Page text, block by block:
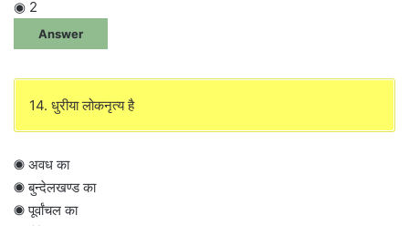
◉ 2
Answer
14. धुरीया लोकनृत्य है
◉ अवध का
◉ बुन्देलखण्ड का
◉ पूर्वांचल का